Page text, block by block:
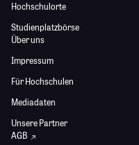
Hochschulorte
Studienplatzbörse
Über uns
Impressum
Für Hochschulen
Mediadaten
Unsere Partner
AGB